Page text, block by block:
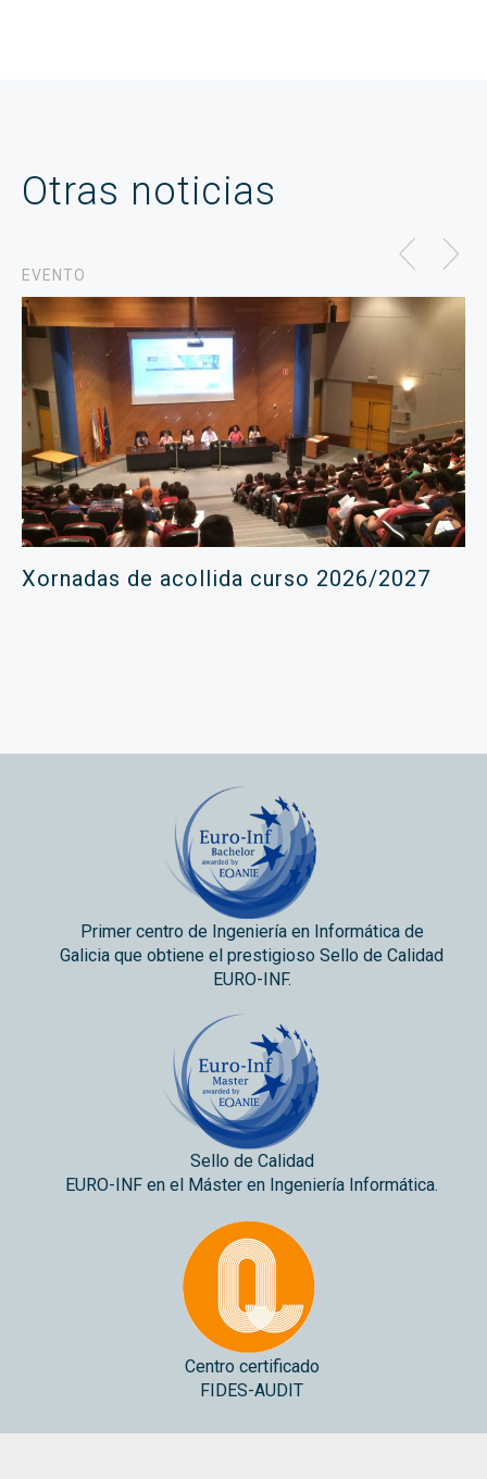
Otras noticias
EVENTO
Xornadas de acollida curso 2026/2027
Primer centro de Ingeniería en Informática de
Galicia que obtiene el prestigioso Sello de Calidad
EURO-INF.
Sello de Calidad
EURO-INF en el Máster en Ingeniería Informática.
Centro certificado
FIDES-AUDIT